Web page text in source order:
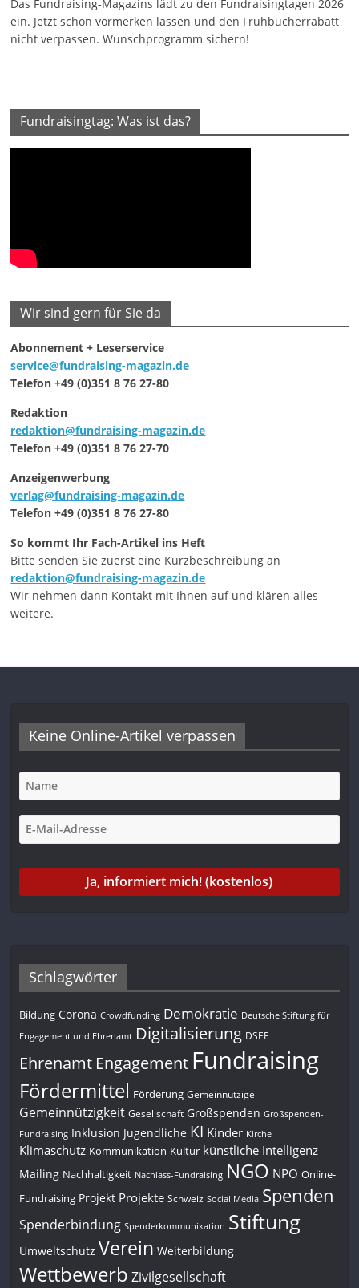
Das Fundraising-Magazins lädt zu den Fundraisingtagen 2026
ein. Jetzt schon vormerken lassen und den Frühbucherrabatt
nicht verpassen. Wunschprogramm sichern!
Fundraisingtag: Was ist das?
Wir sind gern für Sie da
Abonnement + Leserservice
service@fundraising-magazin.de
Telefon +49 (0)351 8 76 27-80
Redaktion
redaktion@fundraising-magazin.de
Telefon +49 (0)351 8 76 27-70
Anzeigenwerbung
verlag@fundraising-magazin.de
Telefon +49 (0)351 8 76 27-80
So kommt Ihr Fach-Artikel ins Heft
Bitte senden Sie zuerst eine Kurzbeschreibung an
redaktion@fundraising-magazin.de
Wir nehmen dann Kontakt mit Ihnen auf und klären alles
weitere.
Keine Online-Artikel verpassen
Schlagwörter
Bildung Corona Crowdfunding Demokratie Deutsche Stiftung für
Engagement und Ehrenamt Digitalisierung DSEE
Ehrenamt Engagement Fundraising
Fördermittel Förderung Gemeinnützige
Gemeinnützigkeit Gesellschaft Großspenden Großspenden-
Fundraising Inklusion Jugendliche KI Kinder Kirche
Klimaschutz Kommunikation Kultur künstliche Intelligenz
Mailing Nachhaltigkeit Nachlass-Fundraising NGO NPO Online-
Fundraising Projekt Projekte Schweiz Social Media Spenden
Spenderbindung Spenderkommunikation Stiftung
Umweltschutz Verein Weiterbildung
Wettbewerb Zivilgesellschaft